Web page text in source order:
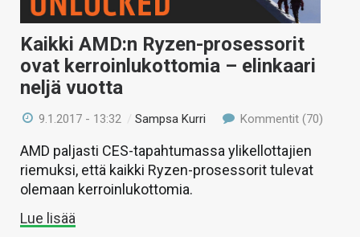
Kaikki AMD:n Ryzen-prosessorit
ovat kerroinlukottomia – elinkaari
neljä vuotta
9.1.2017 - 13:32 /Sampsa Kurri Kommentit (70)
AMD paljasti CES-tapahtumassa ylikellottajien
riemuksi, että kaikki Ryzen-prosessorit tulevat
olemaan kerroinlukottomia.
Lue lisää